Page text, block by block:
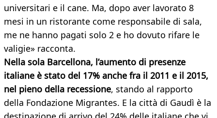
universitari e il cane. Ma, dopo aver lavorato 8
mesi in un ristorante come responsabile di sala,
me ne hanno pagati solo 2 e ho dovuto rifare le
valigie» racconta.
Nella sola Barcellona, l’aumento di presenze
italiane è stato del 17% anche fra il 2011 e il 2015,
nel pieno della recessione, stando al rapporto
della Fondazione Migrantes. E la città di Gaudì è la